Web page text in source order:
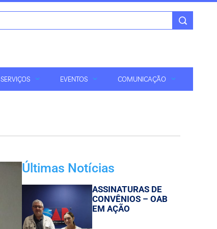
SERVIÇOS EVENTOS COMUNICAÇÃO
Últimas Notícias
ASSINATURAS DE
CONVÊNIOS – OAB
EM AÇÃO